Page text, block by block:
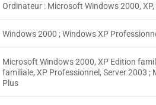
Ordinateur : Microsoft Windows 2000,
Windows 2000 ; Windows XP
Microsoft Windows 2000, XP Edition
familiale, XP Professionnel, Server 2003 ;
Plus